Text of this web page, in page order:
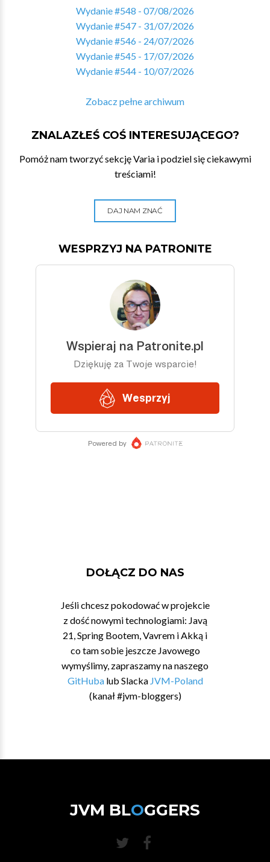
Wydanie #548 - 07/08/2026
Wydanie #547 - 31/07/2026
Wydanie #546 - 24/07/2026
Wydanie #545 - 17/07/2026
Wydanie #544 - 10/07/2026
Zobacz pełne archiwum
ZNALAZŁEŚ COŚ INTERESUJĄCEGO?
Pomóż nam tworzyć sekcję Varia i podziel się ciekawymi
treściami!
DAJ NAM ZNAĆ
WESPRZYJ NA PATRONITE
DOŁĄCZ DO NAS
Jeśli chcesz pokodować w projekcie
z dość nowymi technologiami: Javą
21, Spring Bootem, Vavrem i Akką i
co tam sobie jeszcze Javowego
wymyślimy, zapraszamy na naszego
GitHubalub Slacka JVM-Poland
(kanał #jvm-bloggers)
JVM BLOGGERS